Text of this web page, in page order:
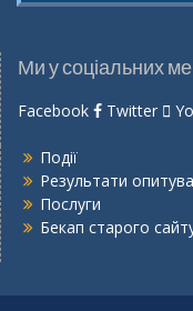
Ми у соціальних
Facebook Twitter
Події
Результати
Послуги
Бекап старого